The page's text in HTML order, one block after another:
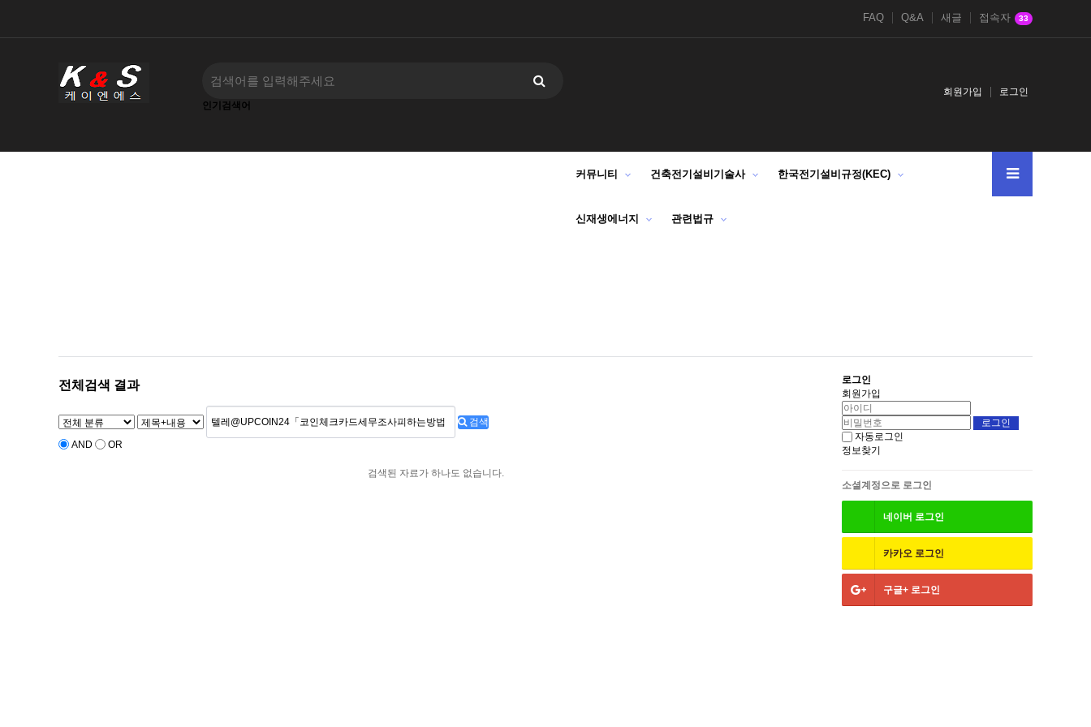
FAQ Q&A 새글 접속자 33
인기검색어
회원가입 로그인
커뮤니티 건축전기설비기술사
한국전기설비규정(KEC)
신재생에너지 관련법규
전체검색 결과
검색
AND OR
검색된 자료가 하나도 없습니다.
로그인
회원가입
자동로그인
정보찾기
소셜계정으로 로그인
네이버 로그인
카카오 로그인
구글+ 로그인